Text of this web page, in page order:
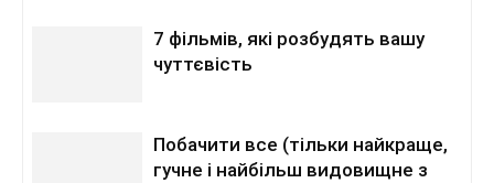
7 фільмів, які розбудять вашу
чуттєвість
Побачити все (тільки найкраще,
гучне і найбільш видовищне з